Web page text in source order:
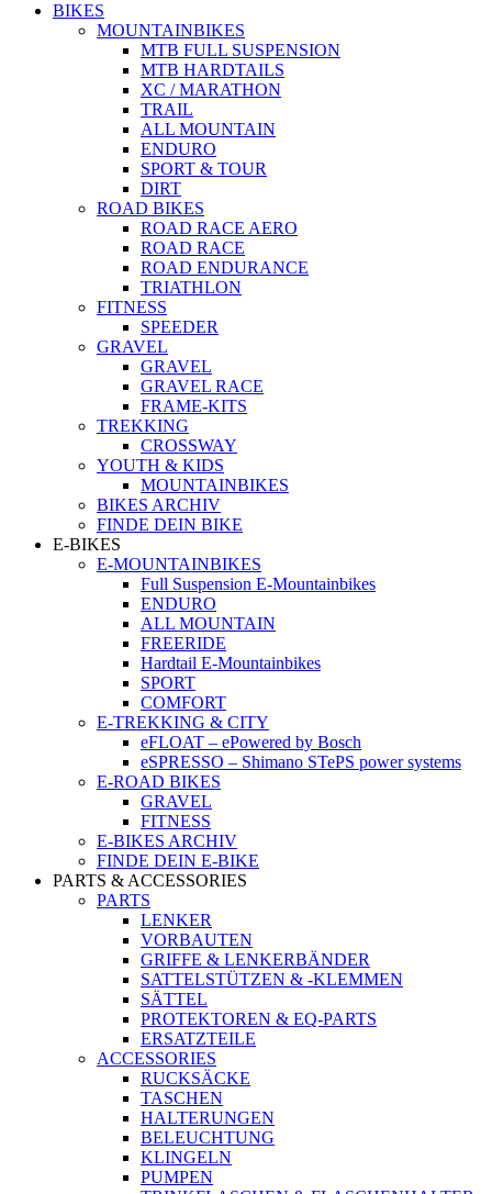
BIKES
MOUNTAINBIKES
MTB FULL SUSPENSION
MTB HARDTAILS
XC / MARATHON
TRAIL
ALL MOUNTAIN
ENDURO
SPORT & TOUR
DIRT
ROAD BIKES
ROAD RACE AERO
ROAD RACE
ROAD ENDURANCE
TRIATHLON
FITNESS
SPEEDER
GRAVEL
GRAVEL
GRAVEL RACE
FRAME-KITS
TREKKING
CROSSWAY
YOUTH & KIDS
MOUNTAINBIKES
BIKES ARCHIV
FINDE DEIN BIKE
E-BIKES
E-MOUNTAINBIKES
Full Suspension E-Mountainbikes
ENDURO
ALL MOUNTAIN
FREERIDE
Hardtail E-Mountainbikes
SPORT
COMFORT
E-TREKKING & CITY
eFLOAT – ePowered by Bosch
eSPRESSO – Shimano STePS power systems
E-ROAD BIKES
GRAVEL
FITNESS
E-BIKES ARCHIV
FINDE DEIN E-BIKE
PARTS & ACCESSORIES
PARTS
LENKER
VORBAUTEN
GRIFFE & LENKERBÄNDER
SATTELSTÜTZEN & -KLEMMEN
SÄTTEL
PROTEKTOREN & EQ-PARTS
ERSATZTEILE
ACCESSORIES
RUCKSÄCKE
TASCHEN
HALTERUNGEN
BELEUCHTUNG
KLINGELN
PUMPEN